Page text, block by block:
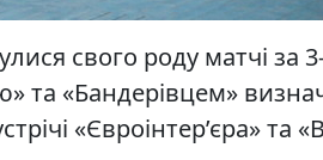
свого роду матчі за
та «Бандерівцем»
«Євроінтер’єра» та